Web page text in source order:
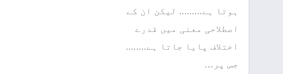
ہوتا ہے......... لیکن ان کے
اصطلاحی معنی میں قدرے
اختلاف پایا جاتا ہے........
جس پر…